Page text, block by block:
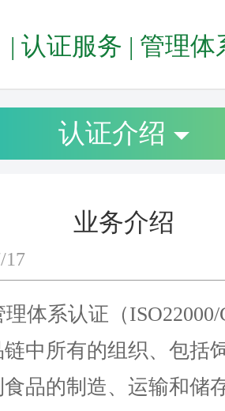
| 认证服务 | 管理体
认证介绍
业务介绍
17
体系认证（ISO22000/
中所有的组织、包括
品的制造、运输和储